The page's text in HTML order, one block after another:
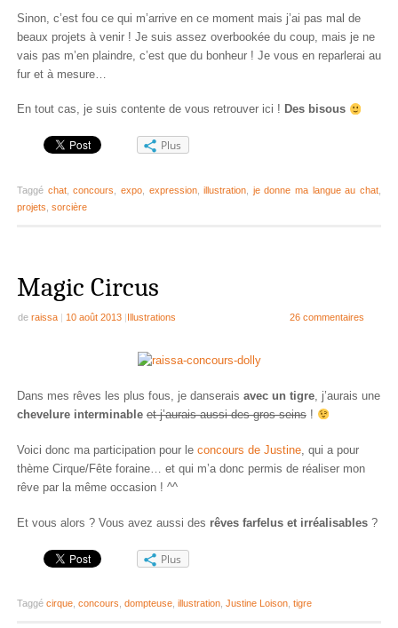
Sinon, c’est fou ce qui m’arrive en ce moment mais j’ai pas mal de
beaux projets à venir ! Je suis assez overbookée du coup, mais je ne
vais pas m’en plaindre, c’est que du bonheur ! Je vous en reparlerai au
fur et à mesure…
En tout cas, je suis contente de vous retrouver ici ! Des bisous
Plus
Taggé chat,concours expo, expression,illustration je donne ma langue au chat
projets sorcière
Magic Circus
de raissa | 10 août 2013 |Illustrations 26 commentaires
Dans mes rêves les plus fous, je danserais avec un tigre, j’aurais une
chevelure interminable et j’aurais aussi des gros seins!
Voici donc ma participation pour leconcours de Justine, qui a pour
thème Cirque/Fête foraine… et qui m’a donc permis de réaliser mon
rêve par la même occasion ! ^^
Et vous alors ? Vous avez aussi des rêves farfelus et irréalisables?
Plus
Taggé cirque, concours dompteuse, illustration, Justine Loison, tigre